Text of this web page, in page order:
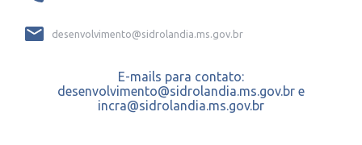
desenvolvimento@sidrolandia.ms.gov.br
E-mails para contato:
desenvolvimento@sidrolandia.ms.gov.br e
incra@sidrolandia.ms.gov.br